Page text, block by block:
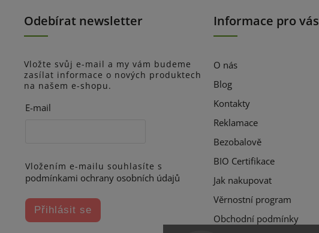
Odebírat newsletter
Vložte svůj e-mail a my vám budeme
zasílat informace o nových produktech
na našem e-shopu.
E-mail
Vložením e-mailu souhlasíte s
podmínkami ochrany osobních údajů
Přihlásit se
Informace pro vás
O nás
Blog
Kontakty
Reklamace
Bezobalově
BIO Certifikace
Jak nakupovat
Věrnostní program
Obchodní podmínky